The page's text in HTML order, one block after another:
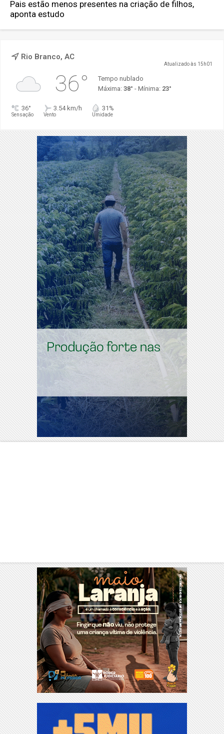
Pais estão menos presentes na criação de filhos,
aponta estudo
Rio Branco, AC
Atualizado às 15h01
36°
Tempo nublado
Máxima: 38° - Mínima: 23°
36°
Sensação
3.54 km/h
Vento
31%
Umidade